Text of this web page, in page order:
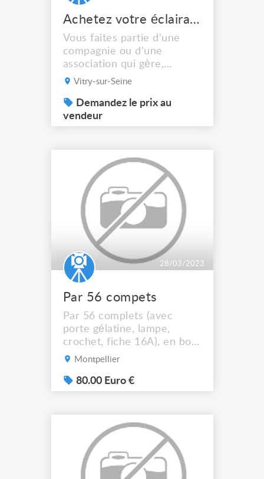
Achetez votre éclairage scénique en réemploi
Vous faites partie d'une
compagnie ou d'une
association qui gère,
organise ou met et scène
cherchez à vous équiper en
projecteurs lumière de
qualité et à bas prix. A la
nous collectons et
remettons en état le
matériel mis au rebus par
les professionne...
Vitry-sur-Seine
Demandez le prix au
vendeur
28/03/2023
Par 56 compets
Par 56 complets (avec
porte gélatine, lampe,
crochet, fiche 16A), en bon
état de fonctionnement.
de vente à l'unité, pas
d'envoi, enlèvement sur
Montpellier
80.00 Euro €